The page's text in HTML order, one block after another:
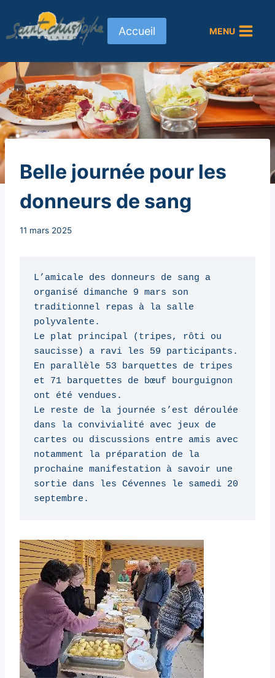
contenu
Accueil MENU
NON
CLASSÉ
Belle journée pour les
donneurs de sang
Par
11 mars 2025
L’amicale des donneurs de sang a
organisé dimanche 9 mars son
traditionnel repas à la salle
polyvalente.
Le plat principal (tripes, rôti ou
saucisse) a ravi les 59 participants.
En parallèle 53 barquettes de tripes
et 71 barquettes de bœuf bourguignon
ont été vendues.
Le reste de la journée s’est déroulée
dans la convivialité avec jeux de
cartes ou discussions entre amis avec
notamment la préparation de la
prochaine manifestation à savoir une
sortie dans les Cévennes le samedi 20
septembre.